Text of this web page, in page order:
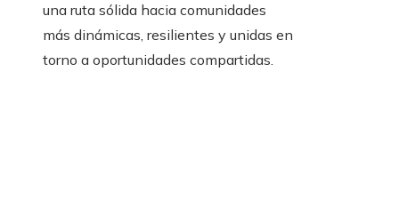
una ruta sólida hacia comunidades
más dinámicas, resilientes y unidas en
torno a oportunidades compartidas.